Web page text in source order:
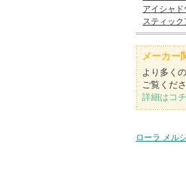
アイシャド
スティッ
メーカー
より多く
ご覧くださ
詳細はコ
ローラ メル